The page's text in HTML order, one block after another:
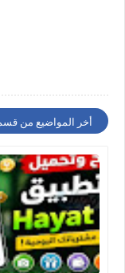
أخر المواضيع من